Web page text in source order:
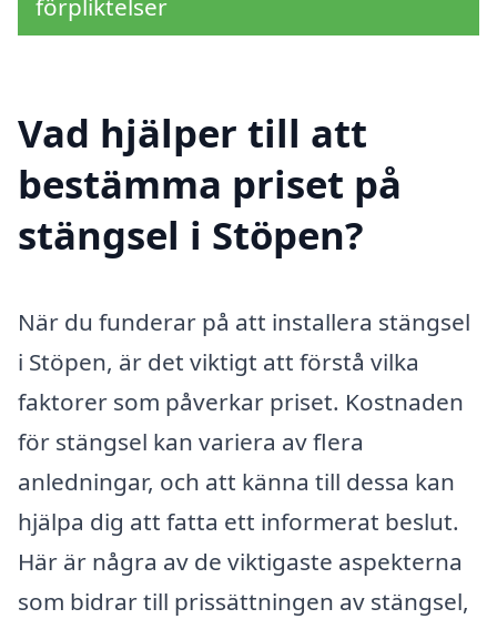
förpliktelser
Vad hjälper till att
bestämma priset på
stängsel i Stöpen?
När du funderar på att installera stängsel
i Stöpen, är det viktigt att förstå vilka
faktorer som påverkar priset. Kostnaden
för stängsel kan variera av flera
anledningar, och att känna till dessa kan
hjälpa dig att fatta ett informerat beslut.
Här är några av de viktigaste aspekterna
som bidrar till prissättningen av stängsel,